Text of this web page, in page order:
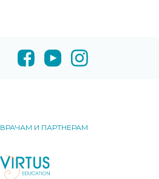
ВРАЧАМ И ПАРТНЕРАМ